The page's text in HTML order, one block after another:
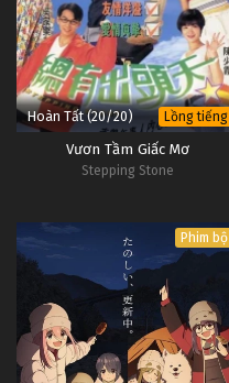
Hoàn Tất (20/20) Lồng tiếng
Vươn Tầm Giấc Mơ
Stepping Stone
Phim bộ